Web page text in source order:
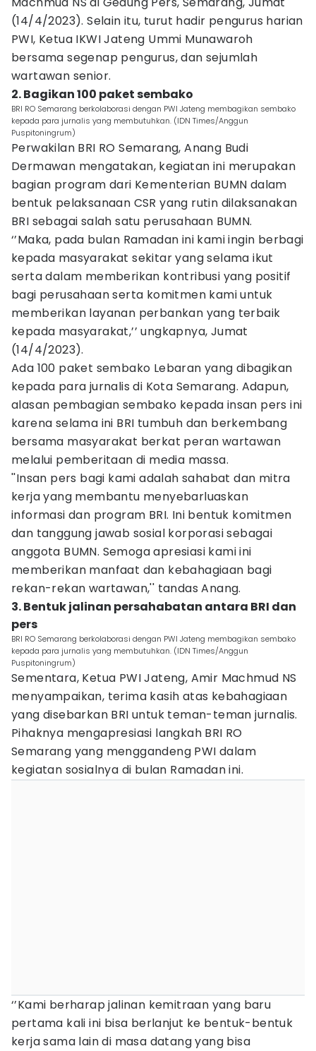
(14/4/2023). Selain itu, turut hadir pengurus harian
PWI, Ketua IKWI Jateng Ummi Munawaroh
bersama segenap pengurus, dan sejumlah
wartawan senior.
2. Bagikan 100 paket sembako
BRI RO Semarang berkolaborasi dengan PWI Jateng membagikan sembako
kepada para jurnalis yang membutuhkan. (IDN Times/Anggun
Puspitoningrum)
Perwakilan BRI RO Semarang, Anang Budi
Dermawan mengatakan, kegiatan ini merupakan
bagian program dari Kementerian BUMN dalam
bentuk pelaksanaan CSR yang rutin dilaksanakan
BRI sebagai salah satu perusahaan BUMN.
‘’Maka, pada bulan Ramadan ini kami ingin berbagi
kepada masyarakat sekitar yang selama ikut
serta dalam memberikan kontribusi yang positif
bagi perusahaan serta komitmen kami untuk
memberikan layanan perbankan yang terbaik
kepada masyarakat,’’ ungkapnya, Jumat
(14/4/2023).
Ada 100 paket sembako Lebaran yang dibagikan
kepada para jurnalis di Kota Semarang. Adapun,
alasan pembagian sembako kepada insan pers ini
karena selama ini BRI tumbuh dan berkembang
bersama masyarakat berkat peran wartawan
melalui pemberitaan di media massa.
''Insan pers bagi kami adalah sahabat dan mitra
kerja yang membantu menyebarluaskan
informasi dan program BRI. Ini bentuk komitmen
dan tanggung jawab sosial korporasi sebagai
anggota BUMN. Semoga apresiasi kami ini
memberikan manfaat dan kebahagiaan bagi
rekan-rekan wartawan,'' tandas Anang.
3. Bentuk jalinan persahabatan antara BRI dan
pers
BRI RO Semarang berkolaborasi dengan PWI Jateng membagikan sembako
kepada para jurnalis yang membutuhkan. (IDN Times/Anggun
Puspitoningrum)
Sementara, Ketua PWI Jateng, Amir Machmud NS
menyampaikan, terima kasih atas kebahagiaan
yang disebarkan BRI untuk teman-teman jurnalis.
Pihaknya mengapresiasi langkah BRI RO
Semarang yang menggandeng PWI dalam
kegiatan sosialnya di bulan Ramadan ini.
‘’Kami berharap jalinan kemitraan yang baru
pertama kali ini bisa berlanjut ke bentuk-bentuk
kerja sama lain di masa datang yang bisa